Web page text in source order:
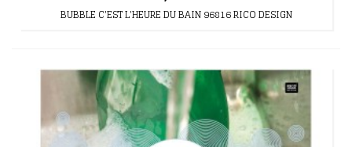
BUBBLE C'EST L'HEURE DU BAIN 96816 RICO DESIGN